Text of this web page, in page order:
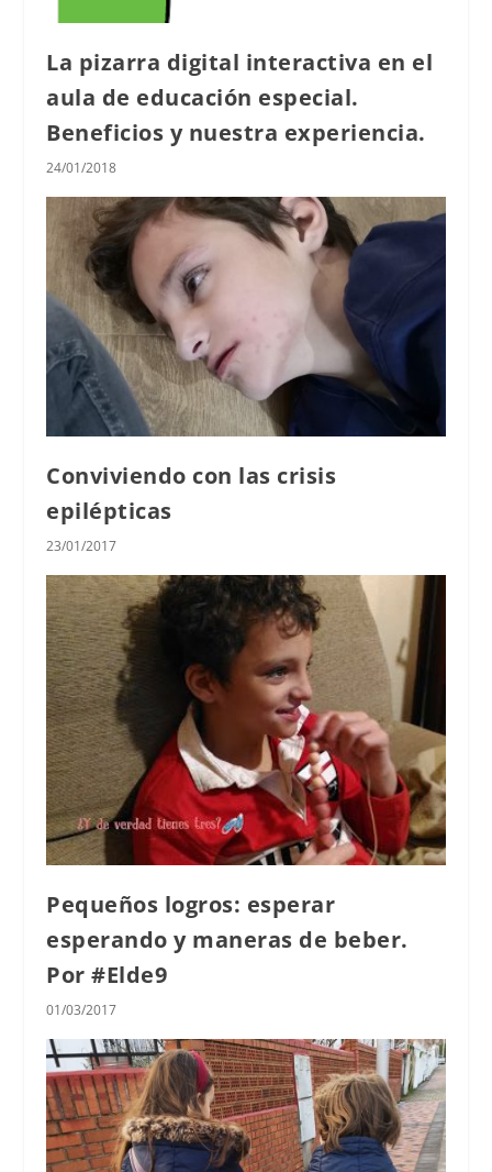
La pizarra digital interactiva en el
aula de educación especial.
Beneficios y nuestra experiencia.
24/01/2018
Conviviendo con las crisis
epilépticas
23/01/2017
Pequeños logros: esperar
esperando y maneras de beber.
Por #Elde9
01/03/2017